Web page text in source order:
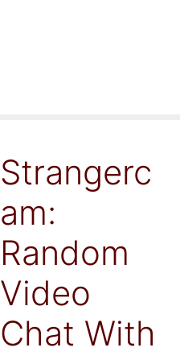
Strangerc
am:
Random
Video
Chat With